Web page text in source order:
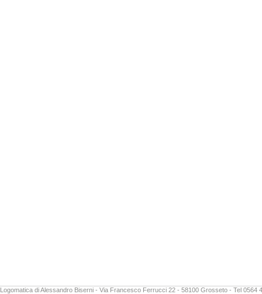
Logomatica di Alessandro Biserni - Via Francesco Ferrucci 22 - 58100 Grosseto - Tel 0564